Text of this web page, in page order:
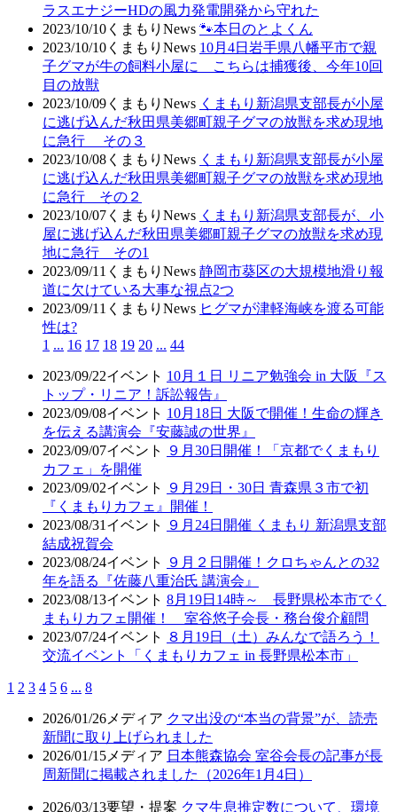
ラスエナジーHDの風力発電開発から守れた
2023/10/10 くまもりNews 🐾本日のとよくん
2023/10/10 くまもりNews 10月4日岩手県八幡平市で親
子グマが牛の飼料小屋に こちらは捕獲後、今年10回
目の放獣
2023/10/09 くまもりNews くまもり新潟県支部長が小屋
に逃げ込んだ秋田県美郷町親子グマの放獣を求め現地
に急行 その３
2023/10/08 くまもりNews くまもり新潟県支部長が小屋
に逃げ込んだ秋田県美郷町親子グマの放獣を求め現地
に急行 その２
2023/10/07 くまもりNews くまもり新潟県支部長が、小
屋に逃げ込んだ秋田県美郷町親子グマの放獣を求め現
地に急行 その1
2023/09/11 くまもりNews 静岡市葵区の大規模地滑り報
道に欠けている大事な視点2つ
2023/09/11 くまもりNews ヒグマが津軽海峡を渡る可能
性は?
1 ... 16 17 18 19 20 ... 44
2023/09/22イベント 10月１日 リニア勉強会 in 大阪『ス
トップ・リニア！訴訟報告』
2023/09/08イベント 10月18日 大阪で開催！生命の輝き
を伝える講演会『安藤誠の世界』
2023/09/07イベント
９月30日開催！「京都でくまもり
カフェ」を開催
2023/09/02イベント
９月29日・30日 青森県３市で初
『くまもりカフェ』開催！
2023/08/31 イベント
９月24日開催 くまもり 新潟県支部
結成祝賀会
2023/08/24イベント
９月２日開催！クロちゃんとの32
年を語る『佐藤八重治氏 講演会』
2023/08/13イベント 8月19日14時～ 長野県松本市でく
まもりカフェ開催！ 室谷悠子会長・務台俊介顧問
2023/07/24イベント
８月19日（土）みんなで語ろう！
交流イベント「くまもりカフェ in 長野県松本市」
1 2 3 4 5 6 ... 8
2026/01/26 メディア クマ出没の“本当の背景”が、読売
新聞に取り上げられました
2026/01/15 メディア 日本熊森協会 室谷会長の記事が長
周新聞に掲載されました（2026年1月4日）
2026/03/13要望・提案 クマ生息推定数について、環境